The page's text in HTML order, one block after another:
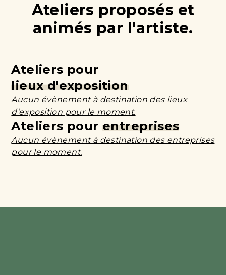
Ateliers proposés et
animés par l'artiste.
Ateliers pour
lieux d'exposition
Aucun évènement à destination des lieux
d'exposition pour le moment.
Ateliers pour entreprises
Aucun évènement à destination des entreprises
pour le moment.